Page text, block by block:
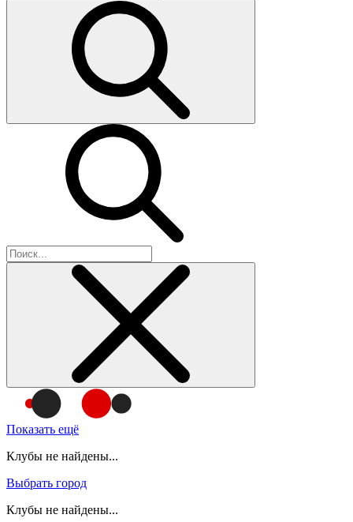
Показать ещё
Клубы не найдены...
Выбрать город
Клубы не найдены...